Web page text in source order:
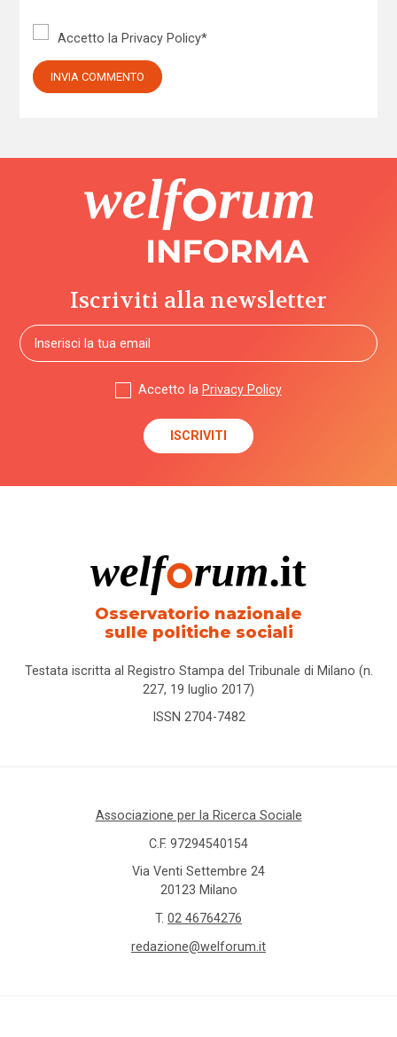
Accetto la Privacy Policy*
Iscriviti alla newsletter
Accetto la Privacy Policy
Osservatorio nazionale
sulle politiche sociali
Testata iscritta al Registro Stampa del Tribunale di Milano (n.
227, 19 luglio 2017)
ISSN 2704-7482
Associazione per la Ricerca Sociale
C.F. 97294540154
Via Venti Settembre 24
20123 Milano
T. 02 46764276
redazione@welforum.it